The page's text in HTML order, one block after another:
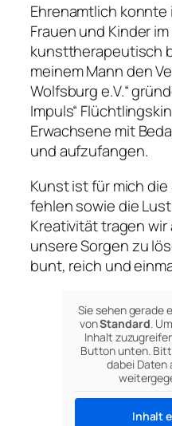
Ehrenamtlich
Frauen und Kinder
kunsttherapeutisch
meinem Mann den
Wolfsburg e.V.“
Impuls“
Erwachsene mit
und aufzufangen.
Kunst ist für mich
fehlen sowie die
Kreativität tragen
unsere Sorgen zu
bunt, reich und
Sie sehen gerade
vonStandard.
Inhalt
Button unten.
dabei
Inhalt